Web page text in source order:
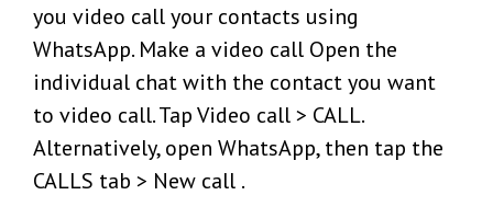
you video call your contacts using
WhatsApp. Make a video call Open the
individual chat with the contact you want
to video call. Tap Video call > CALL.
Alternatively, open WhatsApp, then tap the
CALLS tab > New call .